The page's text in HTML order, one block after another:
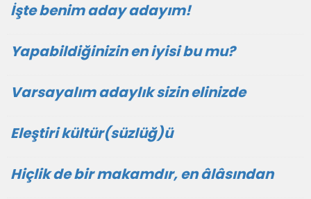
İşte benim aday adayım!
Yapabildiğinizin en iyisi bu mu?
Varsayalım adaylık sizin elinizde
Eleştiri kültür(süzlüğ)ü
Hiçlik de bir makamdır, en âlâsından